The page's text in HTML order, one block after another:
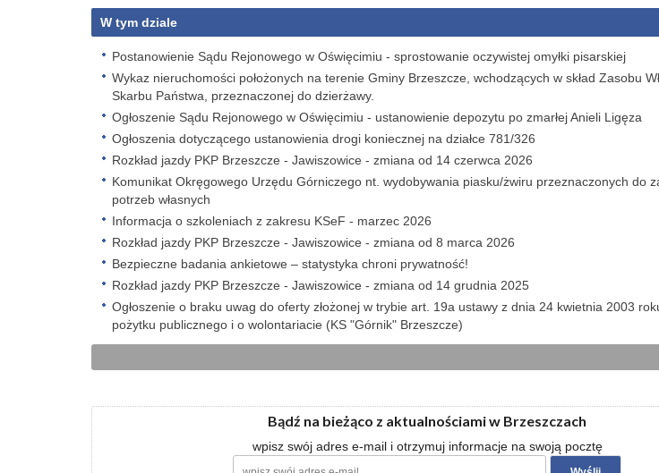
W tym dziale
Postanowienie Sądu Rejonowego w Oświęcimiu - sprostowanie oczywistej omyłki pisarskiej
Wykaz nieruchomości położonych na terenie Gminy Brzeszcze, wchodzących w skład Zasobu
Skarbu Państwa, przeznaczonej do dzierżawy.
Ogłoszenie Sądu Rejonowego w Oświęcimiu - ustanowienie depozytu po zmarłej Anieli Ligęza
Ogłoszenia dotyczącego ustanowienia drogi koniecznej na działce 781/326
Rozkład jazdy PKP Brzeszcze - Jawiszowice - zmiana od 14 czerwca 2026
Komunikat Okręgowego Urzędu Górniczego nt. wydobywania piasku/żwiru przeznaczonych do
potrzeb własnych
Informacja o szkoleniach z zakresu KSeF - marzec 2026
Rozkład jazdy PKP Brzeszcze - Jawiszowice - zmiana od 8 marca 2026
Bezpieczne badania ankietowe – statystyka chroni prywatność!
Rozkład jazdy PKP Brzeszcze - Jawiszowice - zmiana od 14 grudnia 2025
Ogłoszenie o braku uwag do oferty złożonej w trybie art. 19a ustawy z dnia 24 kwietnia 2003
pożytku publicznego i o wolontariacie (KS "Górnik" Brzeszcze)
Bądź na bieżąco z aktualnościami w Brzeszczach
wpisz swój adres e-mail i otrzymuj informacje na swoją pocztę